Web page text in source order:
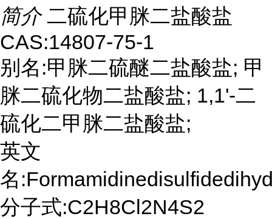
简介 二硫化甲脒二盐酸盐
CAS:14807-75-1
别名:甲脒二硫醚二盐酸盐; 甲
脒二硫化物二盐酸盐; 1,1'-二
硫化二甲脒二盐酸盐;
英文
名
分子式:C2H8Cl2N4S2